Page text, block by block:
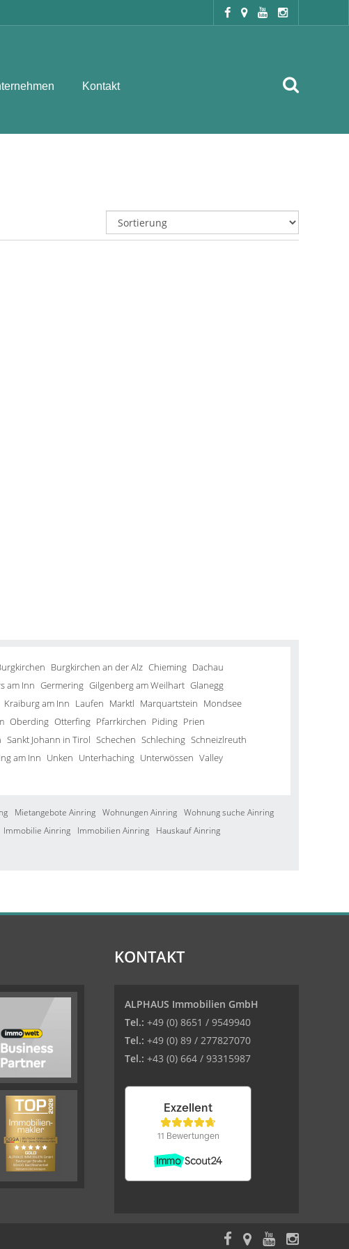
Kontakt
Burgkirchen an der Alz Chieming Dachau
am Inn Germering Gilgenberg am Weilhart Glanegg
Kraiburg am Inn Laufen Marktl Marquartstein Mondsee
Oberding Otterfing Pfarrkirchen Piding Prien
Sankt Johann in Tirol Schechen Schleching Schneizlreuth
am Inn Unken Unterhaching Unterwössen Valley
Mietangebote Ainring Wohnungen Ainring Wohnung suche Ainring
Immobilie Ainring Immobilien Ainring
Hauskauf Ainring
KONTAKT
ALPHAUS Immobilien GmbH
Tel.: +49 (0) 8651 / 9549940
Tel.: +49 (0) 89 / 277827070
Tel.: +43 (0) 664 / 93315987